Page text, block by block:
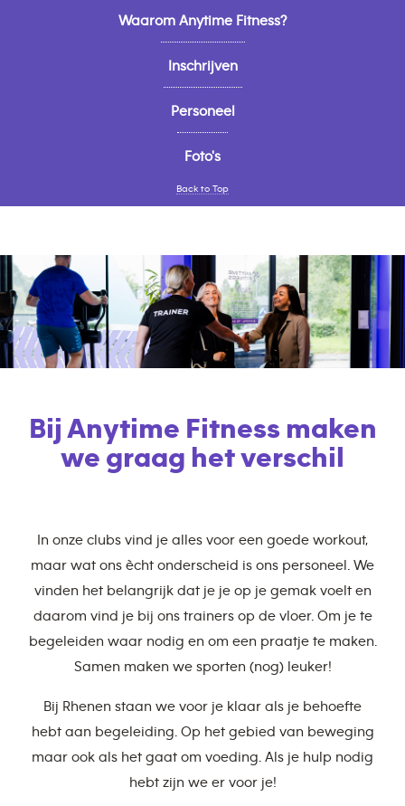
Waarom Anytime Fitness?
Inschrijven
Personeel
Foto's
Back to Top
Bij Anytime Fitness maken
we graag het verschil
In onze clubs vind je alles voor een goede workout,
maar wat ons ècht onderscheid is ons personeel. We
vinden het belangrijk dat je je op je gemak voelt en
daarom vind je bij ons trainers op de vloer. Om je te
begeleiden waar nodig en om een praatje te maken.
Samen maken we sporten (nog) leuker!
Bij Rhenen staan we voor je klaar als je behoefte
hebt aan begeleiding. Op het gebied van beweging
maar ook als het gaat om voeding. Als je hulp nodig
hebt zijn we er voor je!